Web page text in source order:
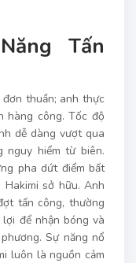
Tấn
thuần; anh thực
hàng công. Tốc độ
dễ dàng vượt qua
nguy hiểm từ biên.
pha dứt điểm bất
sở hữu. Anh
tấn công, thường
để nhận bóng và
Sự năng nổ
luôn là nguồn cảm